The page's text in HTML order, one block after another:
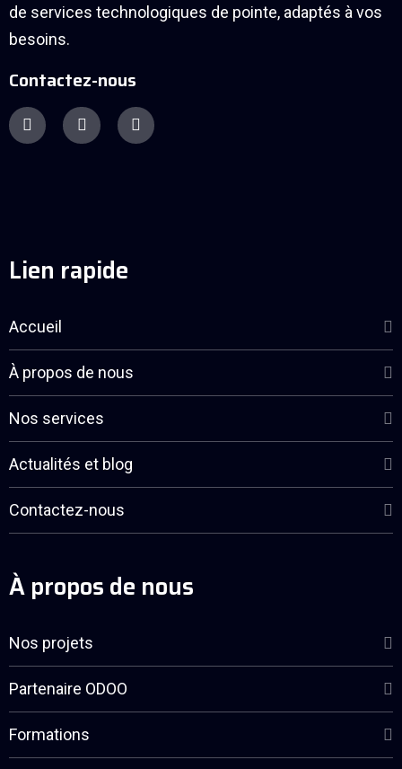
de services technologiques de pointe, adaptés à vos
besoins.
Contactez-nous
Lien rapide
Accueil
À propos de nous
Nos services
Actualités et blog
Contactez-nous
À propos de nous
Nos projets
Partenaire ODOO
Formations